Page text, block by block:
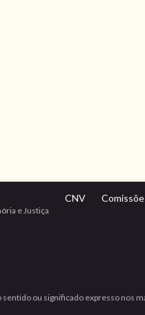
e Justiça
CNV
ou significado expresso nos